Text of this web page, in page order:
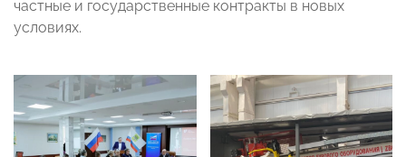
частные и государственные контракты в новых
условиях.